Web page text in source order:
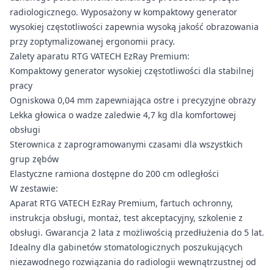
radiologicznego. Wyposażony w kompaktowy generator
wysokiej częstotliwości zapewnia wysoką jakość obrazowania
przy zoptymalizowanej ergonomii pracy.
Zalety aparatu RTG VATECH EzRay Premium:
Kompaktowy generator wysokiej częstotliwości dla stabilnej
pracy
Ogniskowa 0,04 mm zapewniająca ostre i precyzyjne obrazy
Lekka głowica o wadze zaledwie 4,7 kg dla komfortowej
obsługi
Sterownica z zaprogramowanymi czasami dla wszystkich
grup zębów
Elastyczne ramiona dostępne do 200 cm odległości
W zestawie:
Aparat RTG VATECH EzRay Premium, fartuch ochronny,
instrukcja obsługi, montaż, test akceptacyjny, szkolenie z
obsługi. Gwarancja 2 lata z możliwością przedłużenia do 5 lat.
Idealny dla gabinetów stomatologicznych poszukujących
niezawodnego rozwiązania do radiologii wewnątrzustnej od